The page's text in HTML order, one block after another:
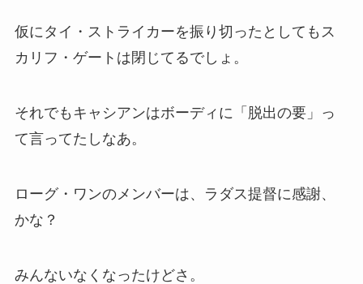
仮にタイ・ストライカーを振り切ったとしてもス
カリフ・ゲートは閉じてるでしょ。
それでもキャシアンはボーディに「脱出の要」っ
て言ってたしなあ。
ローグ・ワンのメンバーは、ラダス提督に感謝、
かな？
みんないなくなったけどさ。